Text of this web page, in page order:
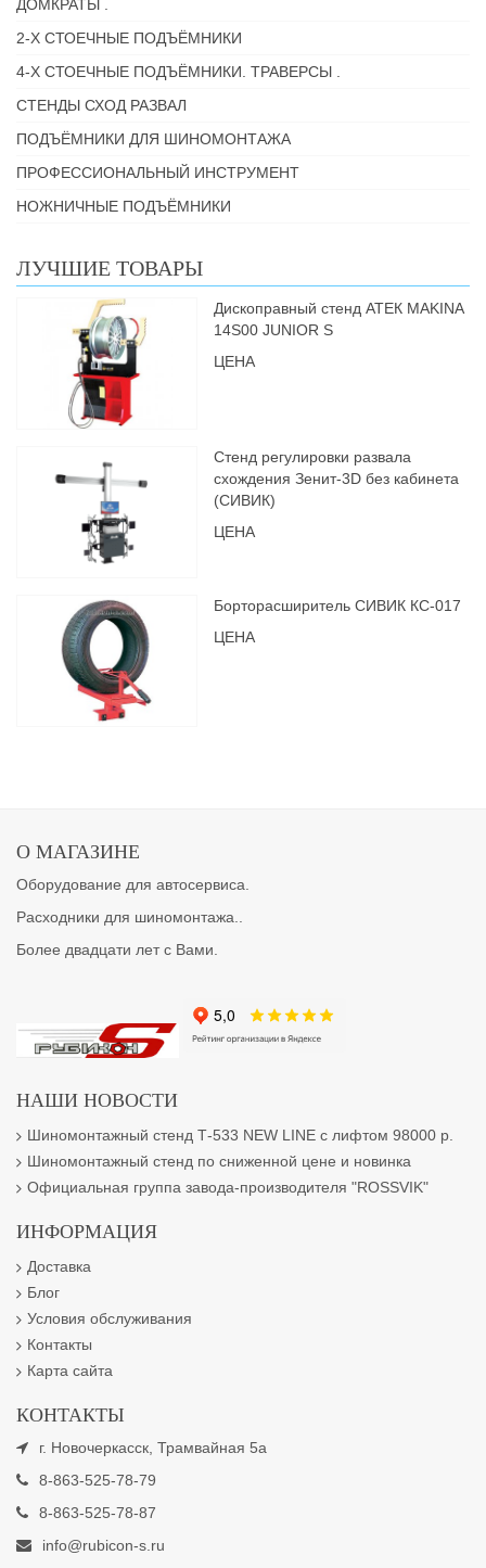
ДОМКРАТЫ .
2-Х СТОЕЧНЫЕ ПОДЪЁМНИКИ
4-Х СТОЕЧНЫЕ ПОДЪЁМНИКИ. ТРАВЕРСЫ .
СТЕНДЫ СХОД РАЗВАЛ
ПОДЪЁМНИКИ ДЛЯ ШИНОМОНТАЖА
ПРОФЕССИОНАЛЬНЫЙ ИНСТРУМЕНТ
НОЖНИЧНЫЕ ПОДЪЁМНИКИ
ЛУЧШИЕ ТОВАРЫ
Дископравный стенд АТЕК MAKINA
14S00 JUNIOR S
ЦЕНА
Стенд регулировки развала
схождения Зенит-3D без кабинета
(СИВИК)
ЦЕНА
Борторасширитель СИВИК КС-017
ЦЕНА
О МАГАЗИНЕ
Оборудование для автосервиса.
Расходники для шиномонтажа..
Более двадцати лет с Вами.
НАШИ НОВОСТИ
Шиномонтажный стенд Т-533 NEW LINE с лифтом 98000 р.
Шиномонтажный стенд по сниженной цене и новинка
Официальная группа завода-производителя "ROSSVIK"
ИНФОРМАЦИЯ
Доставка
Блог
Условия обслуживания
Контакты
Карта сайта
КОНТАКТЫ
г. Новочеркасск, Трамвайная 5а
8-863-525-78-79
8-863-525-78-87
info@rubicon-s.ru